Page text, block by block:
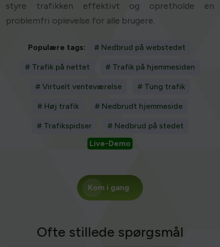
styre trafikken effektivt og opretholde en
problemfri oplevelse for alle brugere.
Populære tags: # Nedbrud på webstedet
# Trafik på nettet # Trafik på hjemmesiden
# Virtuelt venteværelse # Tung trafik
# Høj trafik # Nedbrudt hjemmeside
# Trafikspidser
# Nedbrud på stedet
Live-Demo
Kom i gang
Ofte stillede spørgsmål